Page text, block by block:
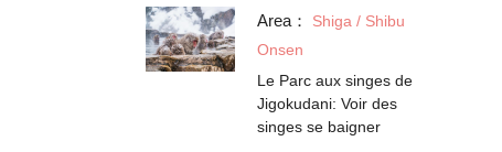
Area：
Shiga / Shibu
Onsen
Le Parc aux singes de
Jigokudani: Voir des
singes se baigner